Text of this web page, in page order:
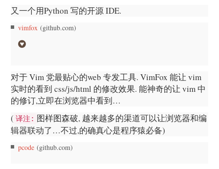
又一个用Python 写的开源 IDE.
vimfox (github.com)
对于 Vim 党最贴心的web 专发工具. VimFox 能让 vim
实时的看到 css/js/html 的修改效果. 能神奇的让 vim 中
的修订,立即在浏览器中看到…
( 译注: 图样图森破, 越来越多的渠道可以让浏览器和编
辑器联动了…不过,的确真心是程序猿必备)
pcode (github.com)